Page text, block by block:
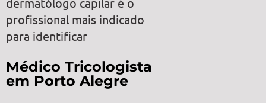
profissional mais indicado
para identificar
Médico Tricologista
em Porto Alegre